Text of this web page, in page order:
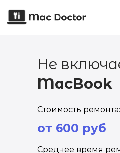
Не
MacBook
Стоимость ремонта:
от 600 руб
Среднее время